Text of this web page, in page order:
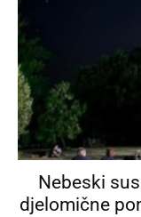
Nebeski
djelomične